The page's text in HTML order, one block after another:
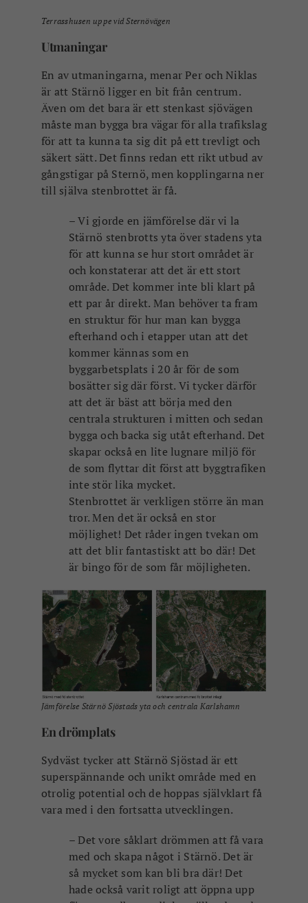
för att kunna se hur stort området är
område. Det kommer inte bli klart på
ett par år direkt. Man behöver ta fram
en struktur för hur man kan bygga
efterhand och i etapper utan att det
kommer kännas som en
byggarbetsplats i 20 år för de som
bosätter sig där först. Vi tycker därför
att det är bäst att börja med den
centrala strukturen i mitten och sedan
skapar också en lite lugnare miljö för
de som flyttar dit först att byggtrafiken
inte stör lika mycket.
Stenbrottet är verkligen större än man
tror. Men det är också en stor
möjlighet! Det råder ingen tvekan om
att det blir fantastiskt att bo där! Det
är bingo för de som får möjligheten.
Jämförelse Stärnö Sjöstads yta och centrala Karlshamn
En drömplats
Sydväst tycker att Stärnö Sjöstad är ett
superspännande och unikt område med en
otrolig potential och de hoppas självklart få
vara med i den fortsatta utvecklingen.
– Det vore såklart drömmen att få vara
med och skapa något i Stärnö. Det är
så mycket som kan bli bra där! Det
hade också varit roligt att öppna upp
för en medborgardialog gällande vad
man faktiskt vill ha där, och skapa en
idélåda. Både de som vill bo där och
vara, vad saknar vi idag? Det kan vara
små saker som betyder väldigt mycket.
Man behöver inte vara rädd för att
kreativa människor inte ska hitta på
något med platsen, men det hade varit
engagerade och delaktiga. Det lokala
näringslivet och invånarna.
Karlshamn